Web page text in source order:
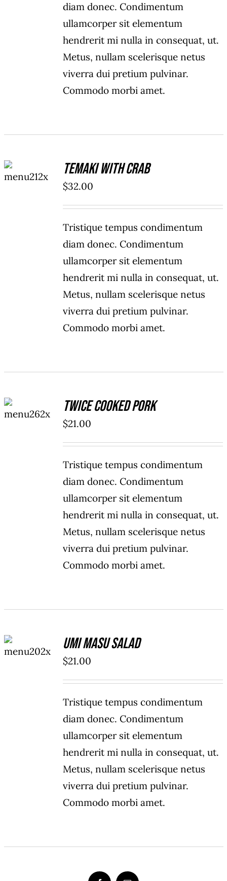
diam donec. Condimentum
ullamcorper sit elementum
hendrerit mi nulla in consequat, ut.
Metus, nullam scelerisque netus
viverra dui pretium pulvinar.
Commodo morbi amet.
CART
/
Temaki With Crab
$32.00
Tristique tempus condimentum
diam donec. Condimentum
ullamcorper sit elementum
hendrerit mi nulla in consequat, ut.
Metus, nullam scelerisque netus
viverra dui pretium pulvinar.
Commodo morbi amet.
CART
/
Twice Cooked Pork
$21.00
Tristique tempus condimentum
diam donec. Condimentum
ullamcorper sit elementum
hendrerit mi nulla in consequat, ut.
Metus, nullam scelerisque netus
viverra dui pretium pulvinar.
Commodo morbi amet.
CART
/
Umi Masu Salad
$21.00
Tristique tempus condimentum
diam donec. Condimentum
ullamcorper sit elementum
hendrerit mi nulla in consequat, ut.
Metus, nullam scelerisque netus
viverra dui pretium pulvinar.
Commodo morbi amet.